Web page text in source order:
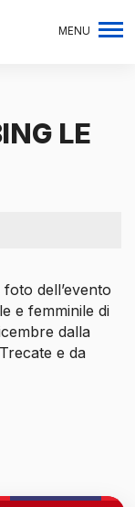
MENU
LE
dell’evento
e femminile di
dalla
e da